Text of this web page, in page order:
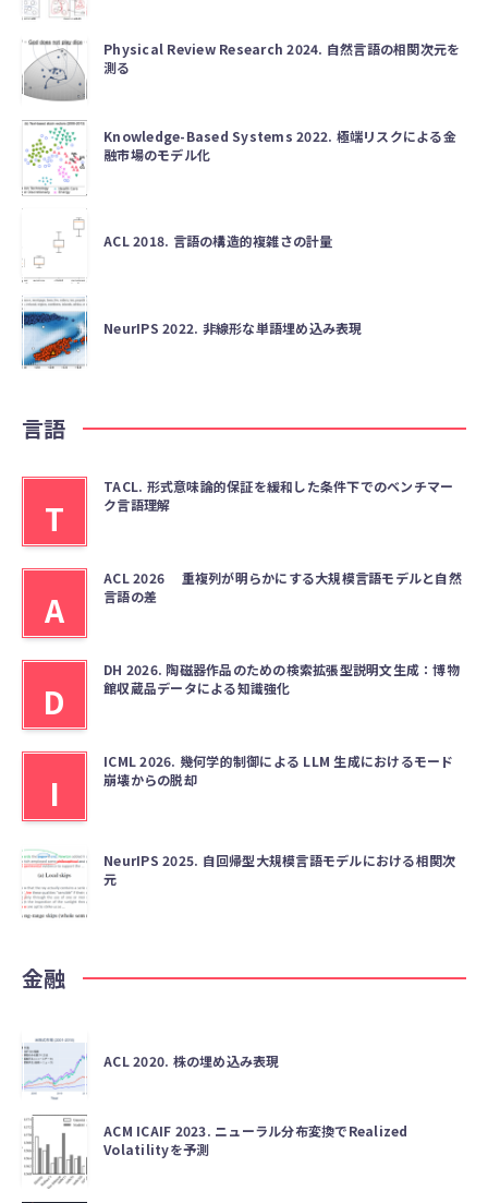
Physical Review Research 2024. 自然言語の相関次元を
測る
Knowledge-Based Systems 2022. 極端リスクによる金
融市場のモデル化
ACL 2018. 言語の構造的複雑さの計量
NeurIPS 2022. 非線形な単語埋め込み表現
言語
T
TACL. 形式意味論的保証を緩和した条件下でのベンチマー
ク言語理解
A
ACL 2026 重複列が明らかにする大規模言語モデルと自然
言語の差
D
DH 2026. 陶磁器作品のための検索拡張型説明文生成：博物
館収蔵品データによる知識強化
I
ICML 2026. 幾何学的制御による LLM 生成におけるモード
崩壊からの脱却
NeurIPS 2025. 自回帰型大規模言語モデルにおける相関次
元
金融
ACL 2020. 株の埋め込み表現
ACM ICAIF 2023. ニューラル分布変換でRealized
Volatilityを予測